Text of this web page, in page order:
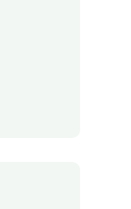
(Startet einen